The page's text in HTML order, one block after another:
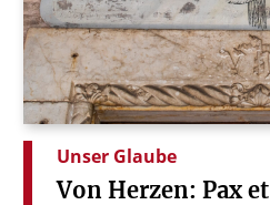
Unser Glaube
Von Herzen: Pax et